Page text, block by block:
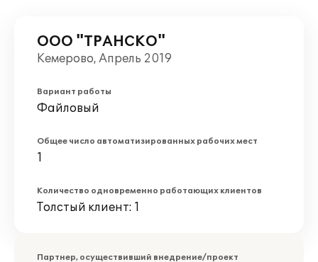
ООО "ТРАНСКО"
Кемерово, Апрель 2019
Вариант работы
Файловый
Общее число автоматизированных рабочих мест
1
Количество одновременно работающих клиентов
Толстый клиент: 1
Партнер, осуществивший внедрение/проект